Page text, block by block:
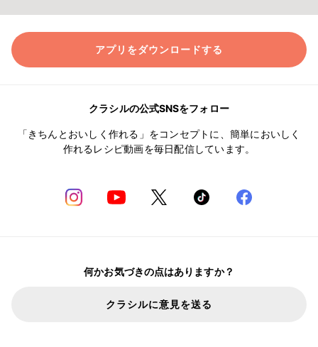
アプリをダウンロードする
クラシルの公式SNSをフォロー
「きちんとおいしく作れる」をコンセプトに、簡単においしく
作れるレシピ動画を毎日配信しています。
何かお気づきの点はありますか？
クラシルに意見を送る